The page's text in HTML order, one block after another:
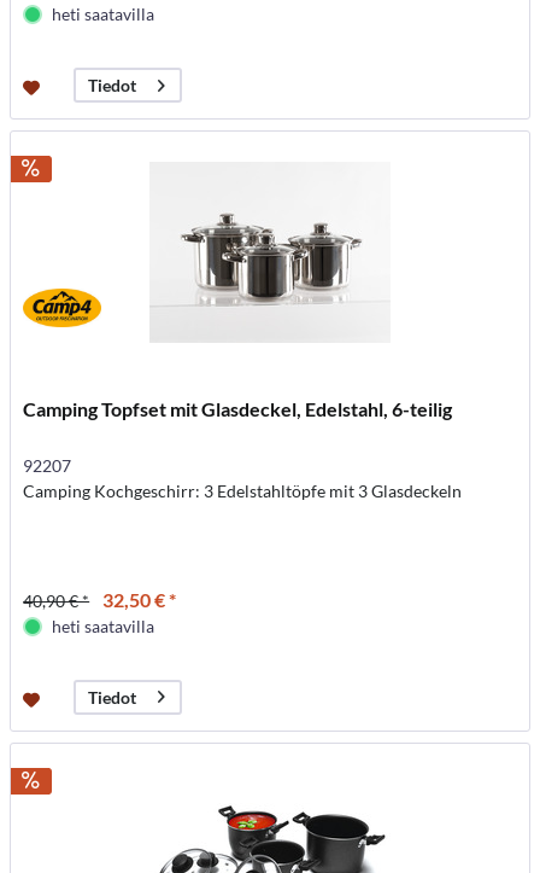
heti saatavilla
Tiedot
Camping Topfset mit Glasdeckel, Edelstahl, 6-teilig
92207
Camping Kochgeschirr: 3 Edelstahltöpfe mit 3 Glasdeckeln
40,90 € * 32,50 € *
heti saatavilla
Tiedot